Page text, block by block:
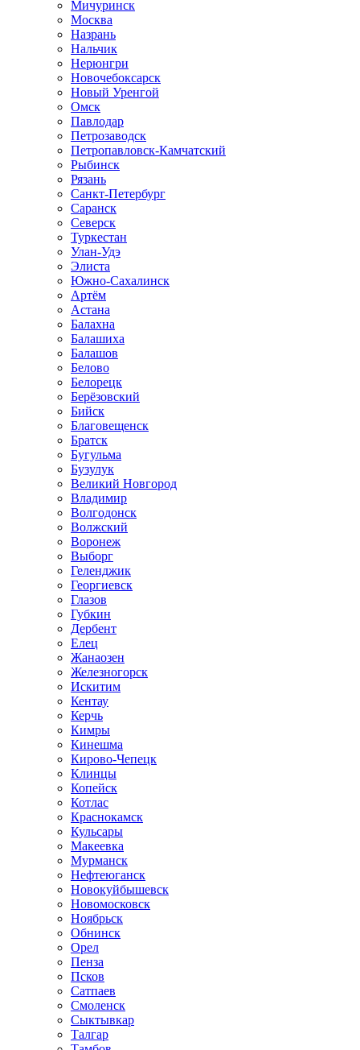
Мичуринск
Москва
Назрань
Нальчик
Нерюнгри
Новочебоксарск
Новый Уренгой
Омск
Павлодар
Петрозаводск
Петропавловск-Камчатский
Рыбинск
Рязань
Санкт-Петербург
Саранск
Северск
Туркестан
Улан-Удэ
Элиста
Южно-Сахалинск
Артём
Астана
Балахна
Балашиха
Балашов
Белово
Белорецк
Берёзовский
Бийск
Благовещенск
Братск
Бугульма
Бузулук
Великий Новгород
Владимир
Волгодонск
Волжский
Воронеж
Выборг
Геленджик
Георгиевск
Глазов
Губкин
Дербент
Елец
Жанаозен
Железногорск
Искитим
Кентау
Керчь
Кимры
Кинешма
Кирово-Чепецк
Клинцы
Копейск
Котлас
Краснокамск
Кульсары
Макеевка
Мурманск
Нефтеюганск
Новокуйбышевск
Новомосковск
Ноябрьск
Обнинск
Орел
Пенза
Псков
Сатпаев
Смоленск
Сыктывкар
Талгар